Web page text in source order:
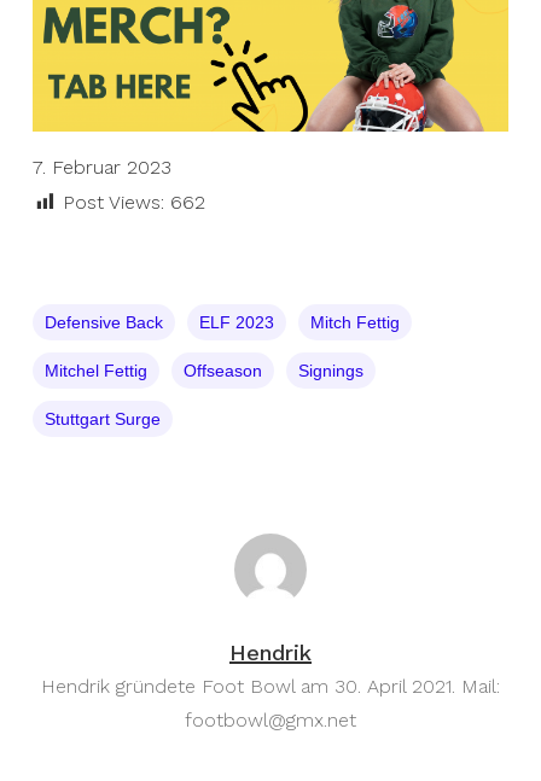
7. Februar 2023
Post Views: 662
Defensive Back ELF 2023 Mitch Fettig
Mitchel Fettig Offseason Signings
Stuttgart Surge
Hendrik
Hendrik gründete Foot Bowl am 30. April 2021. Mail:
footbowl@gmx.net